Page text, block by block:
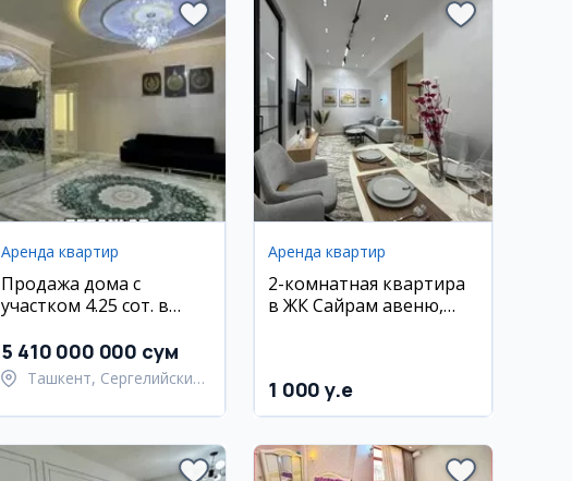
Аренда квартир
Продажа дома с
участком 4.25 сот. в
Ташкент
5 410 000 000 сум
Ташкент, Сергелийский
Аренда квартир
2-комнатная квартира
в ЖК Сайрам авеню,
1 000 y.e